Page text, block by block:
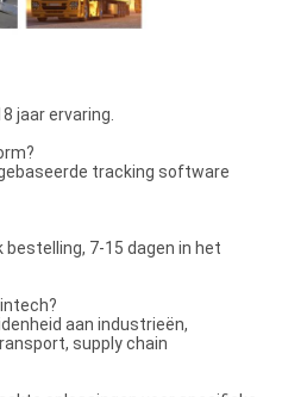
jaar ervaring.
tracking software
7-15 dagen in het
aan industrieën,
supply chain